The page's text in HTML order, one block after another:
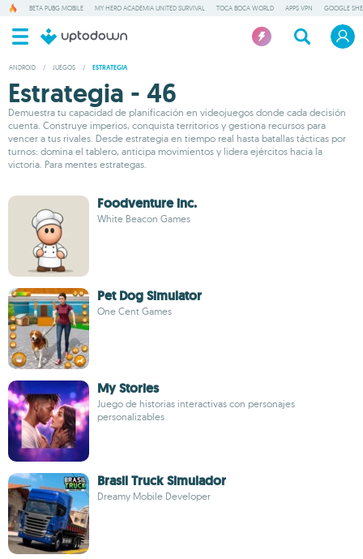
BETA PUBG MOBILE MY HERO ACADEMIA UNITED SURVIVAL TOCA BOCA WORLD APPS VPN GOOGLE
ANDROID / JUEGOS / ESTRATEGIA
Estrategia - 46
Demuestra tu capacidad de planificación en videojuegos donde cada decisión
cuenta. Construye imperios, conquista territorios y gestiona recursos para
vencer a tus rivales. Desde estrategia en tiempo real hasta batallas tácticas por
turnos: domina el tablero, anticipa movimientos y lidera ejércitos hacia la
victoria. Para mentes estrategas.
Foodventure inc.
White Beacon Games
Pet Dog Simulator
One Cent Games
My Stories
Juego de historias interactivas con personajes
personalizables
Brasil Truck Simulador
Dreamy Mobile Developer